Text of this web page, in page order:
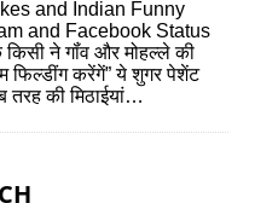
and Indian Funny
and Facebook Status
ने गॉंव और मोहल्ले की
फिल्डींग करेंगें” ये शुगर पेशेंट
तरह की मिठाईयां…